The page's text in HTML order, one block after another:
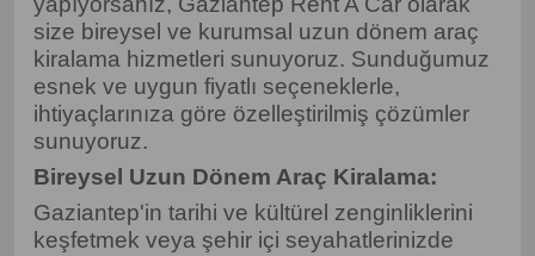
size bireysel ve kurumsal uzun dönem araç
kiralama hizmetleri sunuyoruz. Sunduğumuz
esnek ve uygun fiyatlı seçeneklerle,
ihtiyaçlarınıza göre özelleştirilmiş çözümler
sunuyoruz.
Bireysel Uzun Dönem Araç Kiralama:
Gaziantep'in tarihi ve kültürel zenginliklerini
keşfetmek veya şehir içi seyahatlerinizde